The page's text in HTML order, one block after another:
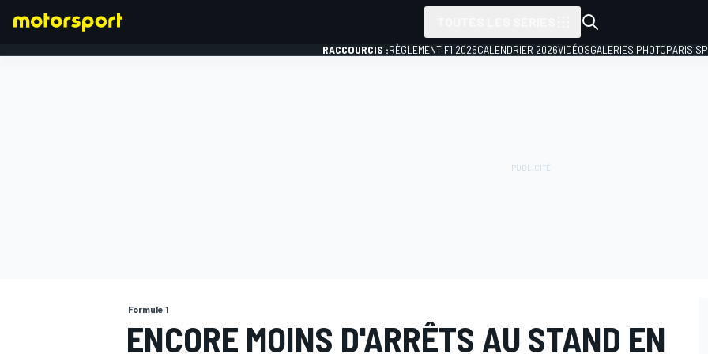
RACCOURCIS :RÈGLEMENT F1 2026CALENDRIER 2026VIDÉOSGALERIES PHOTOPARIS
Formule 1
ENCORE MOINS D'ARRÊTS AU STAND EN